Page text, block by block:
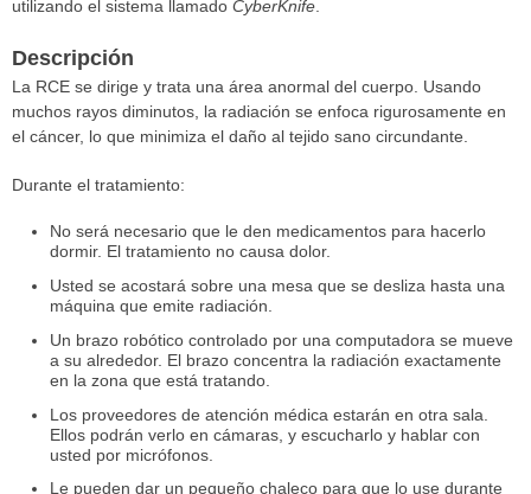
utilizando el sistema llamado CyberKnife
Descripción
La RCE se dirige y trata una área anormal del cuerpo. Usando
muchos rayos diminutos, la radiación se enfoca rigurosamente en
el cáncer, lo que minimiza el daño al tejido sano circundante.
Durante el tratamiento:
No será necesario que le den medicamentos para hacerlo
dormir. El tratamiento no causa dolor.
Usted se acostará sobre una mesa que se desliza hasta una
máquina que emite radiación.
Un brazo robótico controlado por una computadora se mueve
a su alrededor. El brazo concentra la radiación exactamente
en la zona que está tratando.
Los proveedores de atención médica estarán en otra sala.
Ellos podrán verlo en cámaras, y escucharlo y hablar con
usted por micrófonos.
Le pueden dar un pequeño chaleco para que lo use durante